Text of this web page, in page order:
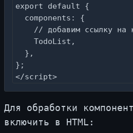
export default {
    TodoList,
};
</script>
Для об­ра­бот­ки
вклю­чить в HTML: